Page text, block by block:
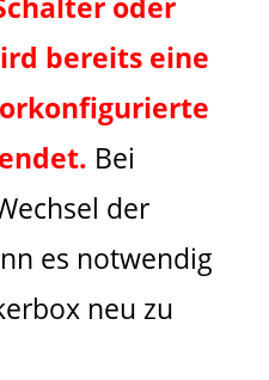
bereits eine
Bei
der
es notwendig
neu zu